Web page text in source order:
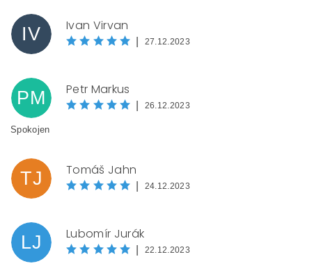
IV Ivan Virvan
27.12.2023
PM Petr Markus
26.12.2023
Spokojen
TJ Tomáš Jahn
24.12.2023
LJ Lubomír Jurák
22.12.2023